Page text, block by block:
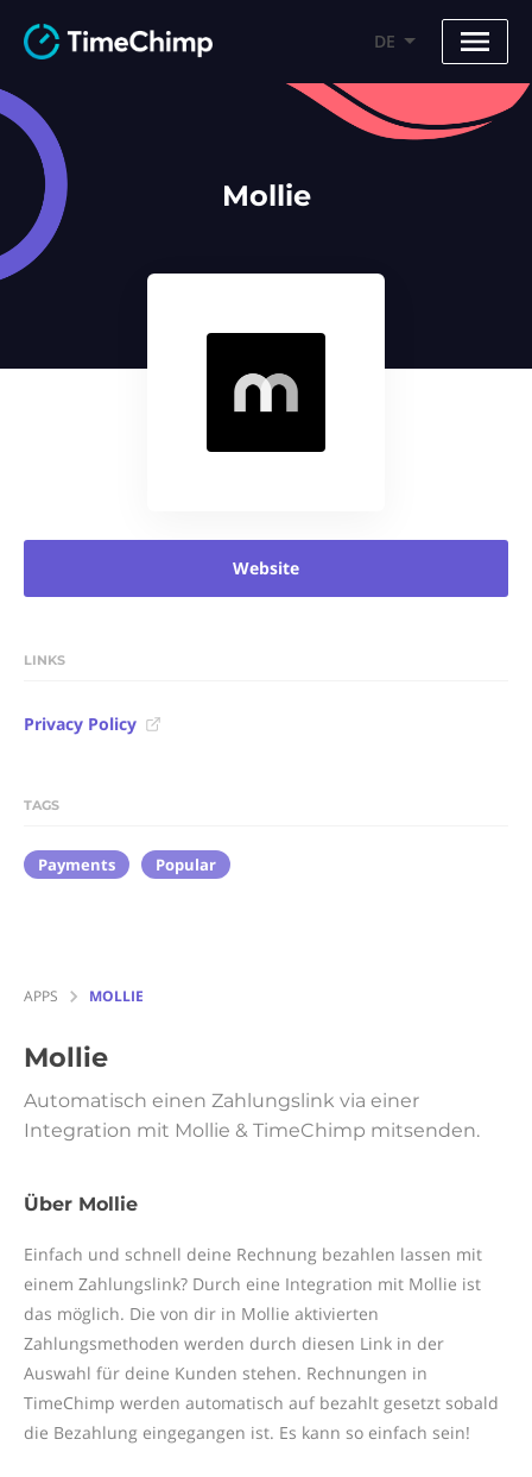
DE
Mollie
Website
LINKS
Privacy Policy
TAGS
Payments Popular
APPS MOLLIE
Mollie
Automatisch einen Zahlungslink via einer
Integration mit Mollie & TimeChimp mitsenden.
Über Mollie
Einfach und schnell deine Rechnung bezahlen lassen mit
einem Zahlungslink? Durch eine Integration mit Mollie ist
das möglich. Die von dir in Mollie aktivierten
Zahlungsmethoden werden durch diesen Link in der
Auswahl für deine Kunden stehen. Rechnungen in
TimeChimp werden automatisch auf bezahlt gesetzt sobald
die Bezahlung eingegangen ist. Es kann so einfach sein!